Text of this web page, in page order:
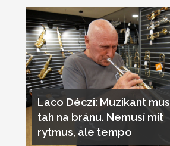
Laco Déczi: Muzikant
tah na bránu. Nemusí mít
rytmus, ale tempo